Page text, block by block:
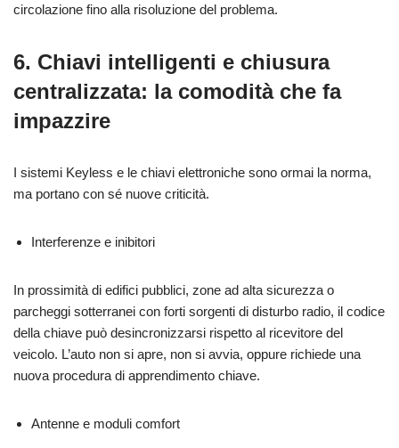
circolazione fino alla risoluzione del problema.
6. Chiavi intelligenti e chiusura
centralizzata: la comodità che fa
impazzire
I sistemi Keyless e le chiavi elettroniche sono ormai la norma,
ma portano con sé nuove criticità.
Interferenze e inibitori
In prossimità di edifici pubblici, zone ad alta sicurezza o
parcheggi sotterranei con forti sorgenti di disturbo radio, il codice
della chiave può desincronizzarsi rispetto al ricevitore del
veicolo. L’auto non si apre, non si avvia, oppure richiede una
nuova procedura di apprendimento chiave.
Antenne e moduli comfort